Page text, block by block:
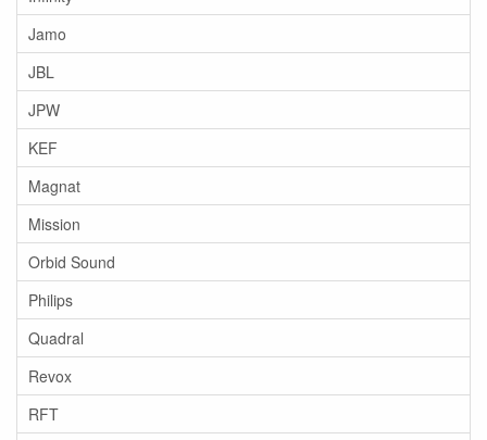
Jamo
JBL
JPW
KEF
Magnat
Mission
Orbid Sound
Philips
Quadral
Revox
RFT